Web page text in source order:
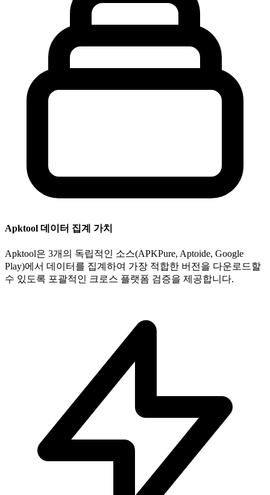
Apktool 데이터 집계 가치
Apktool은 3개의 독립적인 소스(APKPure, Aptoide, Google
Play)에서 데이터를 집계하여 가장 적합한 버전을 다운로드할
수 있도록 포괄적인 크로스 플랫폼 검증을 제공합니다.